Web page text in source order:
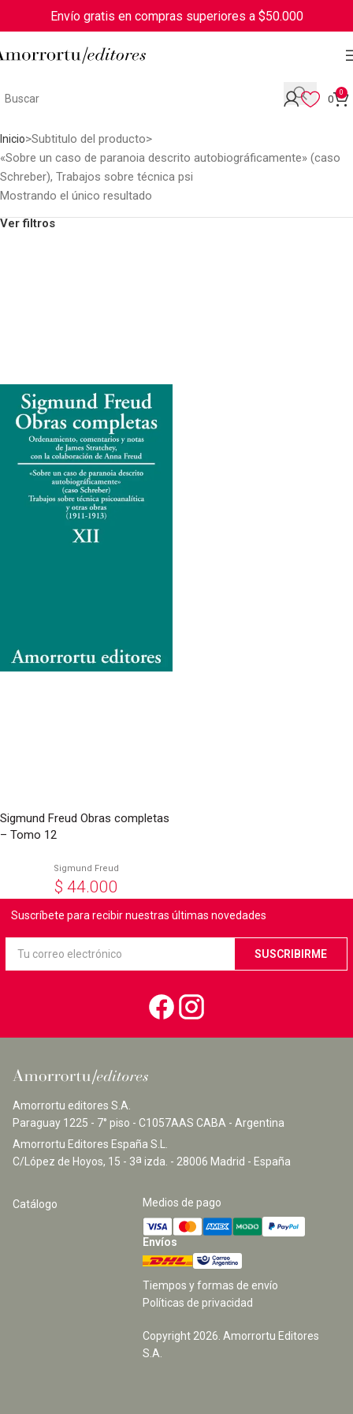
Envío gratis en compras superiores a $50.000
0
0
Inicio Subtitulo del producto
«Sobre un caso de paranoia descrito autobiográficamente» (caso
Schreber), Trabajos sobre técnica psi
Mostrando el único resultado
Ver filtros
Sigmund Freud Obras completas
– Tomo 12
Sigmund Freud
$ 44.000
Suscríbete para recibir nuestras últimas novedades
Amorrortu editores S.A.
Paraguay 1225 - 7° piso - C1057AAS CABA - Argentina
Amorrortu Editores España S.L.
C/López de Hoyos, 15 - 3a izda. - 28006 Madrid - España
Catálogo Medios de pago
Envíos
Tiempos y formas de envío
Políticas de privacidad
Copyright2026. Amorrortu Editores
S.A.